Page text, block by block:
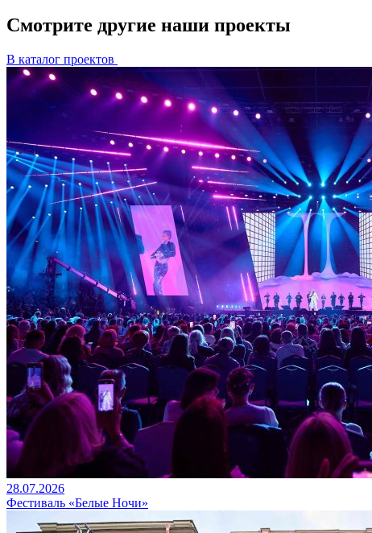
Смотрите другие наши проекты
В каталог проектов
28.07.2026
Фестиваль «Белые Ночи»